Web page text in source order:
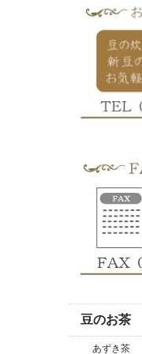
豆のお茶
あずき茶